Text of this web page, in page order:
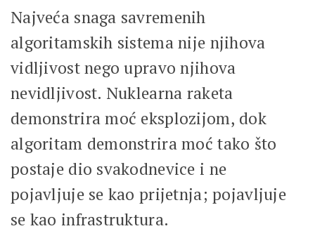
Najveća snaga savremenih
algoritamskih sistema nije njihova
vidljivost nego upravo njihova
nevidljivost. Nuklearna raketa
demonstrira moć eksplozijom, dok
algoritam demonstrira moć tako što
postaje dio svakodnevice i ne
pojavljuje se kao prijetnja; pojavljuje
se kao infrastruktura.